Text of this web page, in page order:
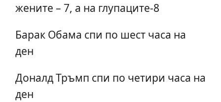
жените – 7, а на глупаците-8
Барак Обама спи по шест часа на
ден
Доналд Тръмп спи по четири часа на
ден